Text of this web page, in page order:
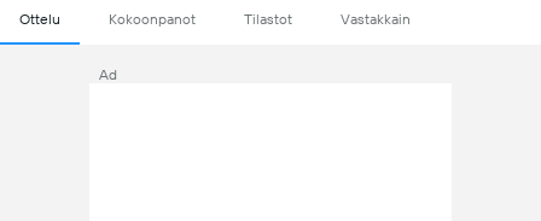
Ottelu Kokoonpanot Tilastot Vastakkain
Ad